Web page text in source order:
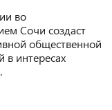
во
Сочи создаст
общественной
интересах